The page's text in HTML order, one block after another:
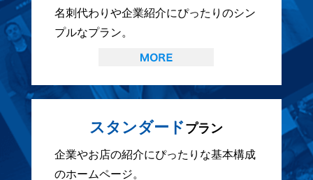
名刺代わりや企業紹介にぴったりのシン
プルなプラン。
スタンダードプラン
企業やお店の紹介にぴったりな基本構成
のホームページ。